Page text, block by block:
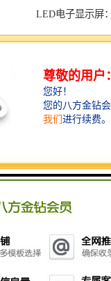
LED电子显示屏
团队：
建筑设计：
公共空间设计：
景观设计：
资产管理：